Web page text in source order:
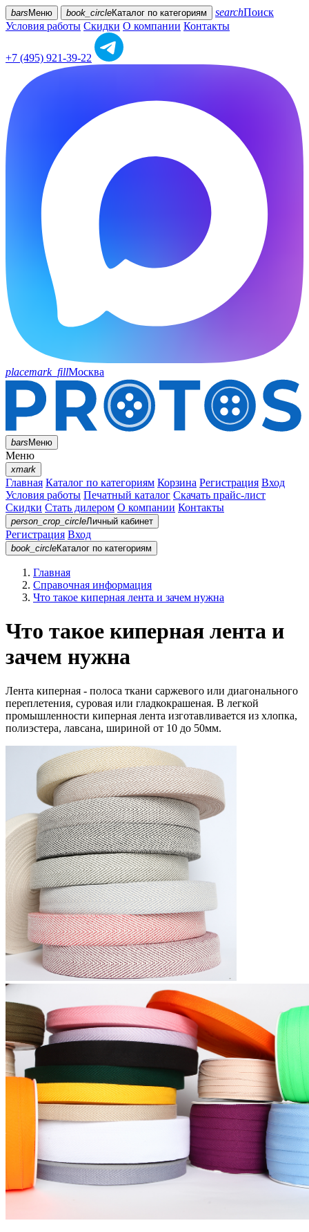
bars Меню book_circleКаталог по категориям searchПоиск
Условия работы Скидки О компании Контакты
+7 (495) 921-39-22
placemark_fillМосква
barsМеню
Меню
xmark
Главная Каталог по категориям Корзина Регистрация Вход
Условия работы Печатный каталог Скачать прайс-лист
Скидки Стать дилером О компании Контакты
person_crop_circleЛичный кабинет
Регистрация Вход
book_circleКаталог по категориям
Главная
Справочная информация
Что такое киперная лента и зачем нужна
Что такое киперная лента и
зачем нужна
Лента киперная - полоса ткани саржевого или диагонального
переплетения, суровая или гладкокрашеная. В легкой
промышленности киперная лента изготавливается из хлопка,
полиэстера, лавсана, шириной от 10 до 50мм.